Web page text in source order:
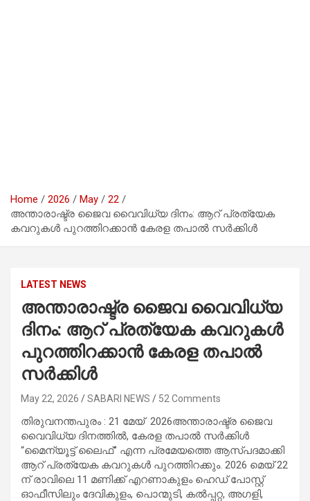
Home 2026 May
22
അന്താരാഷ്ട്ര ജൈവ വൈവിധ്യ ദിനം: ആറ് പ്രത്യേക
കവറുകൾ പുറത്തിറക്കാൻ കേരള തപാൽ സർക്കിൾ
LATEST NEWS
അന്താരാഷ്ട്ര ജൈവ വൈവിധ്യ
ദിനം: ആറ് പ്രത്യേക കവറുകൾ
പുറത്തിറക്കാൻ കേരള തപാൽ
സർക്കിൾ
May 22, 2026 SABARI NEWS 52 Comments
തിരുവനന്തപുരം : 21 മേയ് 2026അന്താരാഷ്ട്ര ജൈവ
വൈവിധ്യ ദിനത്തിൽ, കേരള തപാൽ സർക്കിൾ
“മൈന്യൂട്ട് ലൈഫ്” എന്ന പ്രമേയത്തെ ആസ്പ​ദമാക്കി
ആറ് പ്രത്യേക കവറുകൾ പുറത്തിറക്കും. 2026 മെയ് 22
ന് രാവിലെ 11 മണിക്ക് എറണാകുളം ഹെഡ് പോസ്റ്റ്
ഓഫീസിലും ദേവികുളം, പൊന്മുടി, കൽപ്പറ്റ, അഗളി,